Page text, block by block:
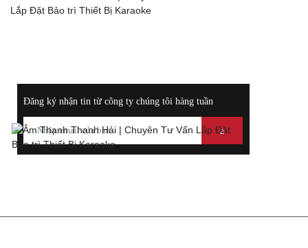
Đăng ký nhận tin từ công ty chúng tôi hàng tuần